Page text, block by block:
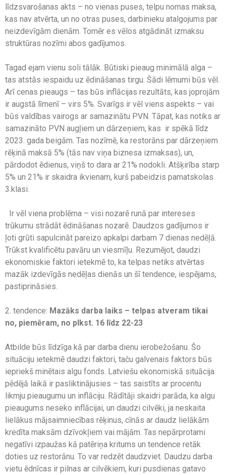
līdzsvarošanas akts – no vienas puses, telpu nomas maksa,
kas nav atvērta, un no otras puses, darbinieku atalgojums par
neizdevīgām dienām. Tomēr es vēlos atgādināt izmaksu
struktūras nozīmi abos gadījumos.
Tagad ejam vienu soli tālāk. Būtiski pieaug minimālā alga –
tas atstās iespaidu uz ēdināšanas tirgu. Šādi lēmumi būs vēl.
Arī cenas pieaugs – tas būs inflācijas rezultāts, kas joprojām
ir augstā līmenī – virs 5%. Svarīgs ir vēl viens aspekts – vai
būs valdības vairogs ar samazinātu PVN. Tāpat, kas notiks ar
samazināto PVN augļiem un dārzeņiem, kas ir spēkā līdz
2023. gada beigām. Tas nozīmē, ka restorāns par dārzeņiem
rēķinā maksā 5% (tās nav viņa biznesa izmaksas), un,
pārdodot ēdienus, viņš to dara ar 21% nodokli. Atšķirība starp
5% un 21% ir skaidra ikvienam, kurš pabeidzis pamatskolas
3.klasi.
Ir vēl viena problēma – visi nozarē runā par intereses
trūkumu strādāt ēdināšanas nozarē. Daudzos gadījumos ir
ļoti grūti sapulcināt pareizo apkalpi darbam 7 dienas nedēļā.
Trūkst kvalificētu pavāru un viesmīļu. Rezumējot, daudzi
ekonomiskie faktori ietekmē to, ka telpas netiks atvērtas
mazāk izdevīgās nedēļas dienās un šī tendence, iespējams,
pastiprināsies.
2. tendence: Mazāks darba laiks – telpas atveram tikai
no, piemēram, no plkst. 16 līdz 22-23
Atbilde būs līdzīga kā par darba dienu ierobežošanu. Šo
situāciju ietekmē daudzi faktori, taču galvenais faktors būs
iepriekš minētais algu fonds. Latviešu ekonomiskā situācija
pēdējā laikā ir pasliktinājusies – tas saistīts ar procentu
likmju pieaugumu un inflāciju. Rādītāji skaidri parāda, ka algu
pieaugums neseko inflācijai, un daudzi cilvēki, ja neskaita
lielākus mājsaimniecības rēķinus, cīnās ar daudz lielākām
kredīta maksām dzīvokļiem vai mājām. Tas nepārprotami
negatīvi izpaužas kā patēriņa kritums un tendence retāk
doties uz restorānu. To var redzēt daudzviet. Daudzu darba
vietu ēdnīcas ir pilnas ar cilvēkiem, kuri pusdienas gatavo